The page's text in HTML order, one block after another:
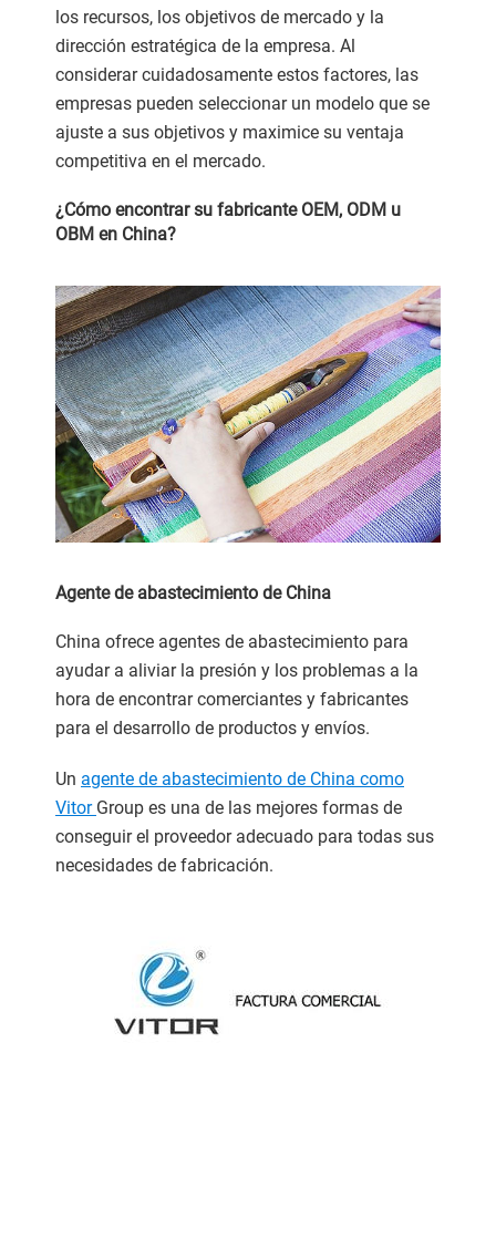
los recursos, los objetivos de mercado y la
dirección estratégica de la empresa. Al
considerar cuidadosamente estos factores, las
empresas pueden seleccionar un modelo que se
ajuste a sus objetivos y maximice su ventaja
competitiva en el mercado.
¿Cómo encontrar su fabricante OEM, ODM u
OBM en China?
Agente de abastecimiento de China
China ofrece agentes de abastecimiento para
ayudar a aliviar la presión y los problemas a la
hora de encontrar comerciantes y fabricantes
para el desarrollo de productos y envíos.
Un agente de abastecimiento de China como
Vitor Group es una de las mejores formas de
conseguir el proveedor adecuado para todas sus
necesidades de fabricación.